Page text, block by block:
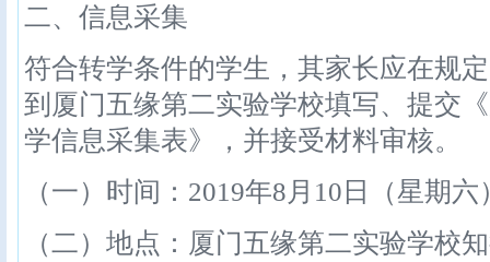
二、信息采集
符合转学条件的学生，其家长应在规
到厦门五缘第二实验学校填写、提交
学信息采集表》，并接受材料审核。
（一）时间：2019年8月10日（星期
（二）地点：厦门五缘第二实验学校